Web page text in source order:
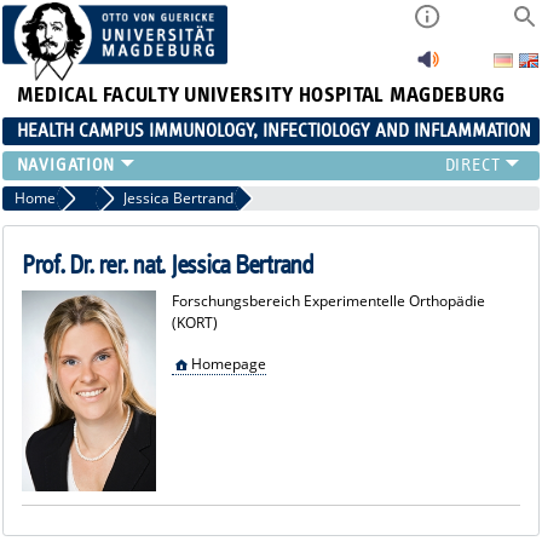
MEDICAL FACULTY UNIVERSITY HOSPITAL MAGDEBURG
HEALTH CAMPUS IMMUNOLOGY, INFECTIOLOGY AND INFLAMMATION
CURRENT EVENTS
PAPER OF THE YEAR
ABOUT US
LINKS
CONTACT US
NEWS
Home MembersJessica Bertrand
Prof. Dr. rer. nat. Jessica Bertrand
Forschungsbereich Experimentelle Orthopädie
(KORT)
Homepage